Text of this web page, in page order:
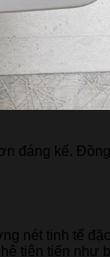
đáng kể.
nét tinh tế
tiên tiến như